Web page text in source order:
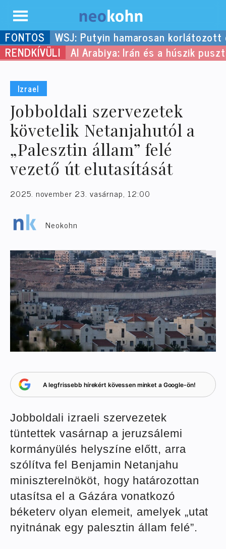
Kilépés
a
tartalomba
WSJ: Putyin hamarosan
Al Arabiya: Irán és a húszik
Izrael
Jobboldali szervezetek
követelik Netanjahutól a
„Palesztin állam” felé
vezető út elutasítását
2025. november 23. vasárnap, 12:00
Neokohn
A legfrissebb hírekért kövessen minket a Google-ön!
Jobboldali izraeli szervezetek
tüntettek vasárnap a jeruzsálemi
kormányülés helyszíne előtt, arra
szólítva fel Benjamin Netanjahu
miniszterelnököt, hogy határozottan
utasítsa el a Gázára vonatkozó
béketerv olyan elemeit, amelyek „utat
nyitnának egy palesztin állam felé”.